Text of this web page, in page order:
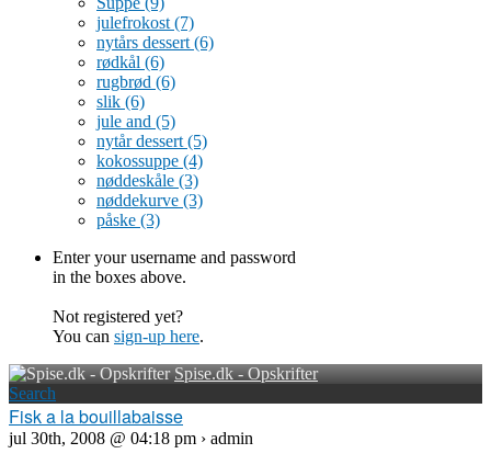
julefrokost (7)
nytårs dessert (6)
rødkål (6)
rugbrød (6)
slik (6)
jule and (5)
nytår dessert (5)
kokossuppe (4)
nøddeskåle (3)
nøddekurve (3)
påske (3)
Enter your username and password
in the boxes above.
Not registered yet?
You can sign-up here.
Spise.dk - Opskrifter
Search
Fisk a la bouillabaisse
jul 30th, 2008 @ 04:18 pm › admin